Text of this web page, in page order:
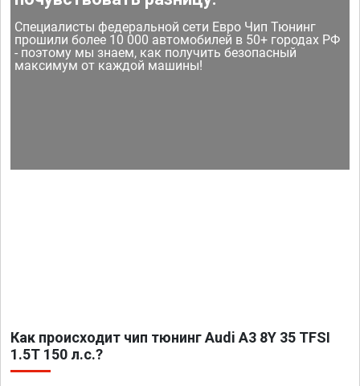
Специалисты федеральной сети Евро Чип Тюнинг
прошили более 10 000 автомобилей в 50+ городах РФ
- поэтому мы знаем, как получить безопасный
максимум от каждой машины!
Как происходит чип тюнинг Audi A3 8Y 35 TFSI
1.5T 150 л.с.?